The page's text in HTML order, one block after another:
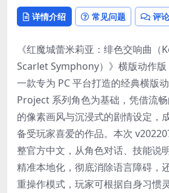
详情介绍 常见问题 评
《红魔城蕾米莉亚：绯色交响曲
Scarlet Symphony）》横版动作
一款专为 PC 平台打造的经典横版
Project 系列角色为基础，凭借流
的像素画风与沉浸式的剧情设定，
备受玩家喜爱的作品。本次
整官方中文，从角色对话、技能说
精准本地化，彻底消除语言障碍，
重操作模式，玩家可根据自身习惯